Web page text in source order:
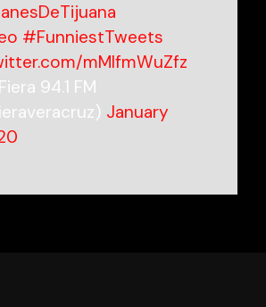
#FunniestTweets
mMIfmWuZfz
94.1 FM
January